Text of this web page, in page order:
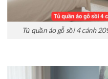
Tủ quần áo gỗ sồi 4 cánh